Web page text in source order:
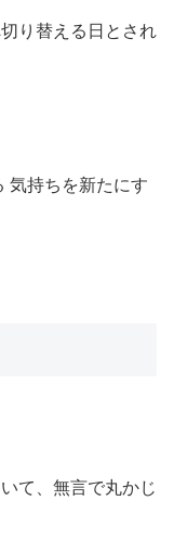
り替える日とされ
気持ちを新たにす
て、無言で丸かじ